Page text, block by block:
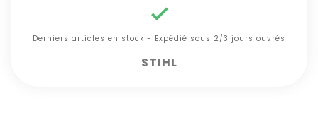

Derniers articles en stock - Expédié sous 2/3 jours ouvrés
STIHL